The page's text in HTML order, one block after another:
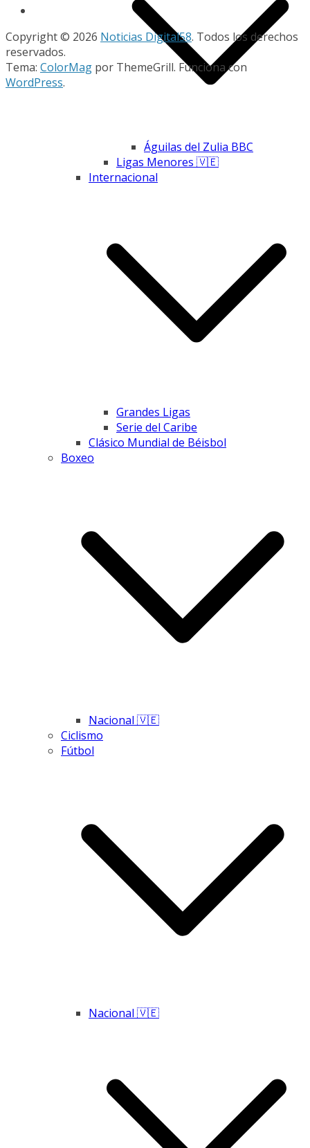
Águilas del Zulia BBC
Ligas Menores 🇻🇪
Internacional
Grandes Ligas
Serie del Caribe
Clásico Mundial de Béisbol
Boxeo
Nacional 🇻🇪
Ciclismo
Fútbol
Nacional 🇻🇪
Copyright © 2026 Noticias Digital58. Todos los derechos
reservados.
Tema: ColorMag por ThemeGrill. Funciona con
WordPress.